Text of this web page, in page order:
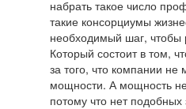
набрать такое число
такие консорциумы
необходимый шаг, чтобы
Который состоит в том,
за того, что компании не
мощности. А мощность
потому что нет подобных